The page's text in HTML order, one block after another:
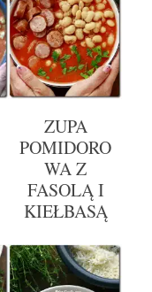
ZUPA
POMIDORO
WA Z
FASOLĄ I
KIEŁBASĄ